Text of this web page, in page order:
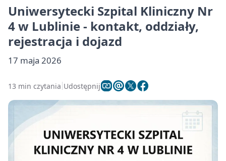
Uniwersytecki Szpital Kliniczny Nr
4 w Lublinie - kontakt, oddziały,
rejestracja i dojazd
17 maja 2026
13 min czytania Udostępnij